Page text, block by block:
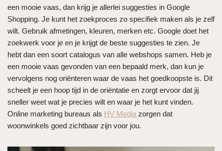
een mooie vaas, dan krijg je allerlei suggesties in Google
Shopping. Je kunt het zoekproces zo specifiek maken als je zelf
wilt. Gebruik afmetingen, kleuren, merken etc. Google doet het
zoekwerk voor je en je krijgt de beste suggesties te zien. Je
hebt dan een soort catalogus van alle webshops samen. Heb je
een mooie vaas gevonden van een bepaald merk, dan kun je
vervolgens nog oriënteren waar de vaas het goedkoopste is. Dit
scheelt je een hoop tijd in de oriëntatie en zorgt ervoor dat jij
sneller weet wat je precies wilt en waar je het kunt vinden.
Online marketing bureaus als HV Media zorgen dat
woonwinkels goed zichtbaar zijn voor jou.